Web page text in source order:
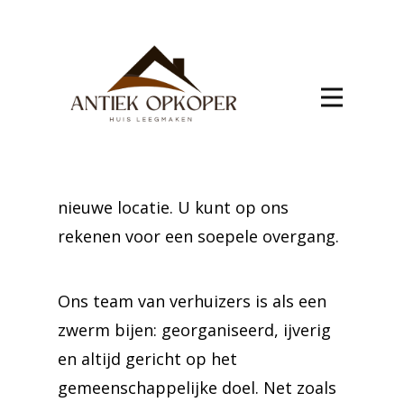
doordachte aanpak en secure
afhandeling. Ons team, met
jarenlange ervaring, zorgt dat uw
nieuwe locatie. U kunt op ons
rekenen voor een soepele overgang.
Ons team van verhuizers is als een
zwerm bijen: georganiseerd, ijverig
en altijd gericht op het
gemeenschappelijke doel. Net zoals